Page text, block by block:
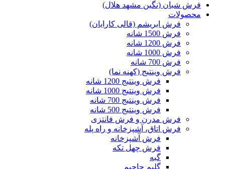
فرش شبان (نگین مشهد هلال)
محصولات
فرش ابریشم (قالی کارایان)
فرش 1500 شانه
فرش 1200 شانه
فرش 1000 شانه
فرش 700 شانه
فرش وینتیج (کهنه نما)
فرش وینتیج 1200 شانه
فرش وینتیج 1000 شانه
فرش وینتیج 700 شانه
فرش وینتیج 500 شانه
فرش مدرن و فرش فانتزی
فرش اتاق، آشپزخانه و راه پله
فرش آشپزخانه
فرش چهل تکه
گبه
گلیم جاجیم